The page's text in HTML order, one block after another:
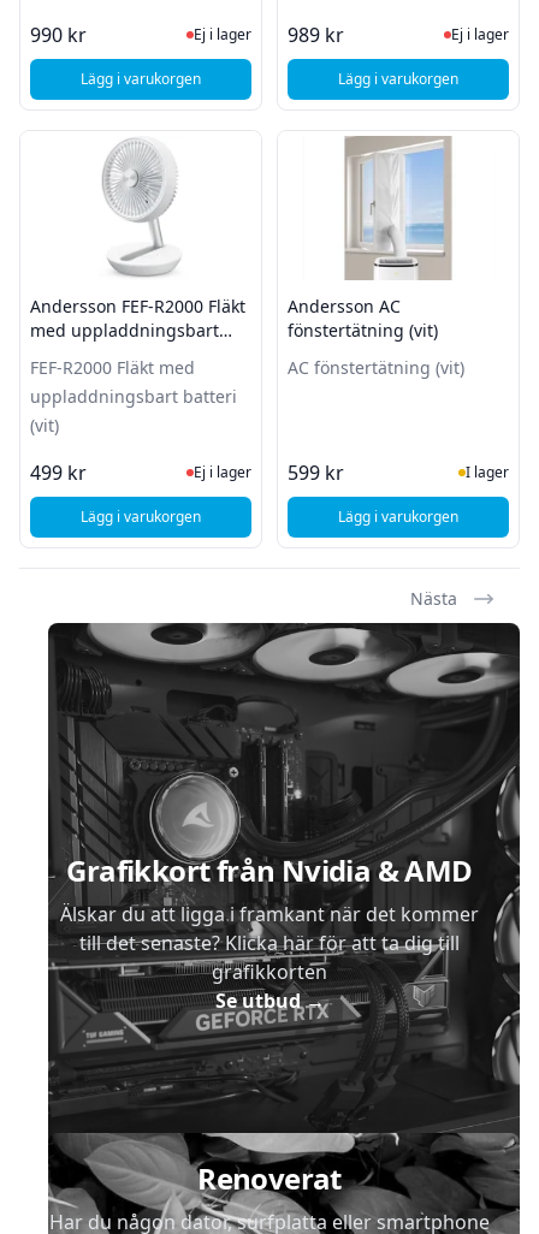
990 kr Ej i lager, besök produktsidan för
Ej i lager
Lägg i varukorgen, Andersson TRF 2.2 Fläkt med LED display
989 kr Ej i lager,
Ej i lager
Lägg i varukorgen, Andersson VRF 2.7
Andersson FEF-R2000 Fläkt
med uppladdningsbart
FEF-R2000 Fläkt med
uppladdningsbart batteri
(vit)
499 kr Ej i lager, besök produktsidan för
Ej i lager
Lägg i varukorgen, Andersson FEF-R2000 Fläkt med uppladdningsbart batteri
Andersson AC
fönstertätning (vit)
AC fönstertätning (vit)
599 kr I Lager
I lager
Lägg i varukorgen
, Andersson AC
Nästa
Grafikkort från Nvidia & AMD
Älskar du att ligga i framkant när det kommer
till det senaste? Klicka här för att ta dig till
grafikkorten
Se utbud→
Renoverat
Har du någon dator, surfplatta eller smartphone